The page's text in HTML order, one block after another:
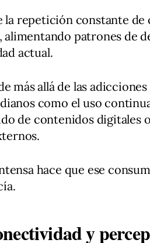
la repetición constante de
patrones de
actual.
más allá de las
como el uso
de contenidos digitales
hace que ese
y